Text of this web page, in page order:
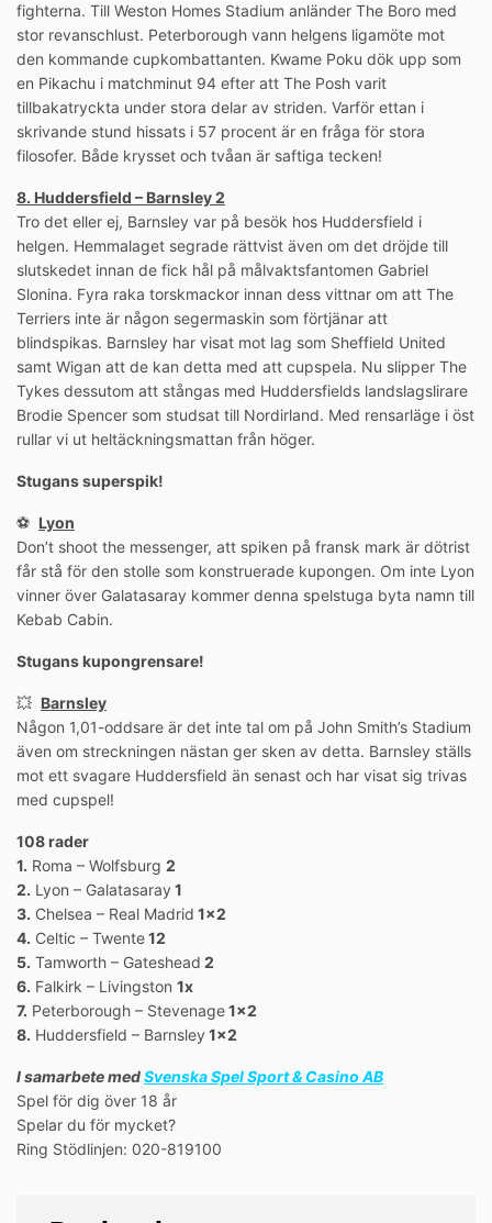
fighterna. Till Weston Homes Stadium anländer The Boro med
stor revanschlust. Peterborough vann helgens ligamöte mot
den kommande cupkombattanten. Kwame Poku dök upp som
en Pikachu i matchminut 94 efter att The Posh varit
tillbakatryckta under stora delar av striden. Varför ettan i
skrivande stund hissats i 57 procent är en fråga för stora
filosofer. Både krysset och tvåan är saftiga tecken!
8. Huddersfield – Barnsley 2
Tro det eller ej, Barnsley var på besök hos Huddersfield i
helgen. Hemmalaget segrade rättvist även om det dröjde till
slutskedet innan de fick hål på målvaktsfantomen Gabriel
Slonina. Fyra raka torskmackor innan dess vittnar om att The
Terriers inte är någon segermaskin som förtjänar att
blindspikas. Barnsley har visat mot lag som Sheffield United
samt Wigan att de kan detta med att cupspela. Nu slipper The
Tykes dessutom att stångas med Huddersfields landslagslirare
Brodie Spencer som studsat till Nordirland. Med rensarläge i öst
rullar vi ut heltäckningsmattan från höger.
Stugans superspik!
⚽️ Lyon
Don’t shoot the messenger, att spiken på fransk mark är dötrist
får stå för den stolle som konstruerade kupongen. Om inte Lyon
vinner över Galatasaray kommer denna spelstuga byta namn till
Kebab Cabin.
Stugans kupongrensare!
💥 Barnsley
Någon 1,01-oddsare är det inte tal om på John Smith’s Stadium
även om streckningen nästan ger sken av detta. Barnsley ställs
mot ett svagare Huddersfield än senast och har visat sig trivas
med cupspel!
108 rader
1. Roma – Wolfsburg 2
2. Lyon – Galatasaray 1
3. Chelsea – Real Madrid 1×2
4. Celtic – Twente12
5. Tamworth – Gateshead 2
6. Falkirk – Livingston 1x
7. Peterborough – Stevenage1×2
8. Huddersfield – Barnsley 1×2
I samarbete medSvenska Spel Sport & Casino AB
Spel för dig över 18 år
Spelar du för mycket?
Ring Stödlinjen: 020-819100